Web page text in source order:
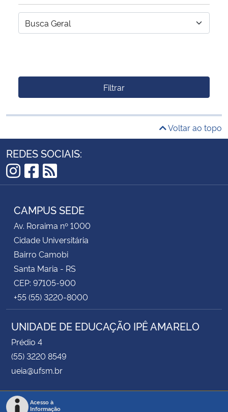
Filtrar
Voltar ao topo
REDES SOCIAIS:
Instagram
Facebook
RSS
CAMPUS SEDE
Av. Roraima nº 1000
Cidade Universitária
Bairro Camobi
Santa Maria - RS
CEP: 97105-900
+55 (55) 3220-8000
UNIDADE DE EDUCAÇÃO IPÊ AMARELO
Prédio 4
(55) 3220 8549
ueia@ufsm.br
Acesso à
Informação